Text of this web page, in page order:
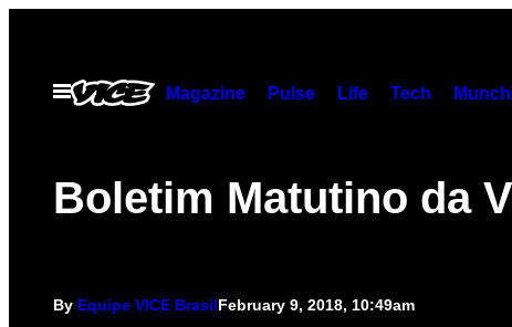
contentOpen
Menu
Magazine Pulse Life Tech
Boletim Matutino da
By Equipe VICE BrasilFebruary 9, 2018, 10:49am